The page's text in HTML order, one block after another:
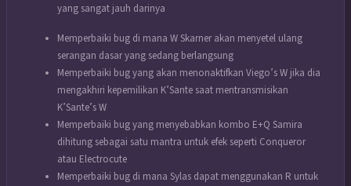
yang sangat jauh darinya
Memperbaiki bug di mana W Skarner akan menyetel ulang
serangan dasar yang sedang berlangsung
Memperbaiki bug yang akan menonaktifkan Viego’s W jika dia
mengakhiri kepemilikan K’Sante saat mentransmisikan
K’Sante’s W
Memperbaiki bug yang menyebabkan kombo E+Q Samira
dihitung sebagai satu mantra untuk efek seperti Conqueror
atau Electrocute
Memperbaiki bug di mana Sylas dapat menggunakan R untuk